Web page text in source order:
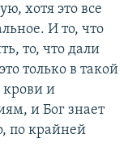
хотя это все
И то, что
то, что дали
только в такой
крови и
и Бог знает
по крайней